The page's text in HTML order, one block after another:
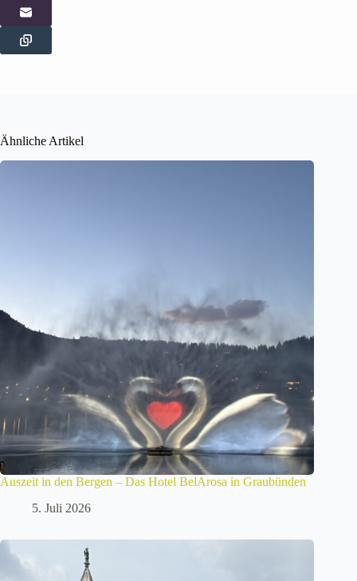
Ähnliche Artikel
Auszeit in den Bergen – Das Hotel BelArosa in Graubünden
5. Juli 2026